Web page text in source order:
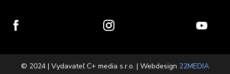
© 2024 | Vydavateľ C+ media s.r.o. | Webdesign 22MEDIA